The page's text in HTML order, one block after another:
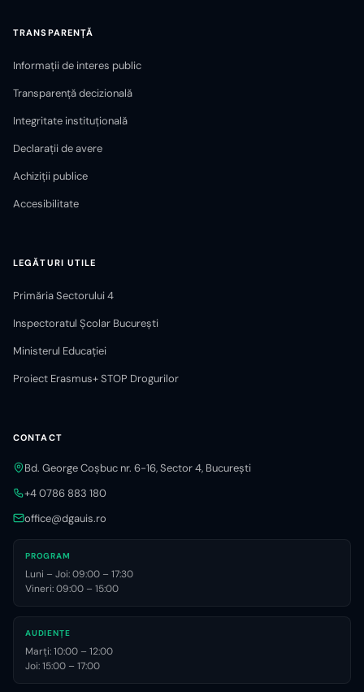
TRANSPARENȚĂ
Informații de interes public
Transparență decizională
Integritate instituțională
Declarații de avere
Achiziții publice
Accesibilitate
LEGĂTURI UTILE
Primăria Sectorului 4
Inspectoratul Școlar București
Ministerul Educației
Proiect Erasmus+ STOP Drogurilor
CONTACT
Bd. George Coșbuc nr. 6-16, Sector 4, București
+4 0786 883 180
office@dgauis.ro
PROGRAM
Luni – Joi: 09:00 – 17:30
Vineri: 09:00 – 15:00
AUDIENȚE
Marți: 10:00 – 12:00
Joi: 15:00 – 17:00